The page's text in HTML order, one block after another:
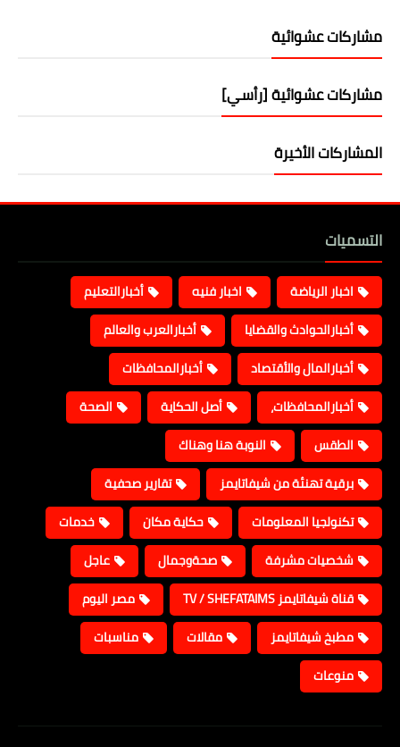
مشاركات عشوائية
مشاركات عشوائية [رأسي]
المشاركات الأخيرة
التسميات
اخبار الرياضة اخبار فنيه
أخبارالتعليم
أخبارالحوادث والقضايا
أخبارالعرب والعالم
أخبارالمال والأقتصاد
أخبارالمحافظات
أخبارالمحافظات،
أصل الحكاية
الصحة
الطقس
النوبة هنا وهناك
برقية تهنئة من شيفاتايمز
تقارير صحفية
تكنولجيا المعلومات
حكاية مكان
خدمات
شخصيات مشرفة
صحةوجمال
عاجل
قناة شيفاتايمز TV / SHEFATAIMS
مصر اليوم
مطبخ شيفاتايمز
مقالات
مناسبات
منوعات